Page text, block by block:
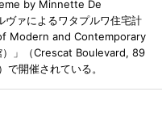
by Minnette De
ヴァによるワタプルワ住宅計
Modern and Contemporary
）」（Crescat Boulevard, 89
開催されている。